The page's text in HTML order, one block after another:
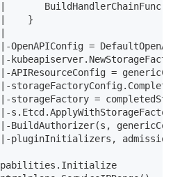
}
=
=
=